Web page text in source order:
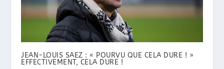
JEAN-LOUIS SAEZ : « POURVU QUE CELA DURE ! »
EFFECTIVEMENT, CELA DURE !